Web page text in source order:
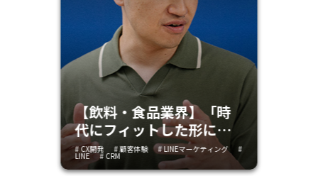
【飲料・食品業界】「時
代にフィットした形にビ
ジネスを変革」。サント
リーの使命を実現する、
# CX開発 # 顧客体験 # LINEマーケティング #
LINE # CRM